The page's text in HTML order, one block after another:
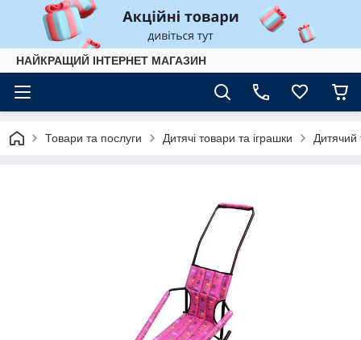
НАЙКРАЩИЙ ІНТЕРНЕТ МАГАЗИН
Товари та послуги Дитячі товари та іграшки Дитячий